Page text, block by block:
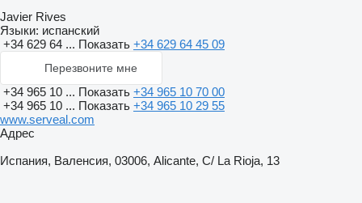
Javier Rives
Языки: испанский
+34 629 64 ... Показать +34 629 64 45 09
Перезвоните мне
+34 965 10 ... Показать +34 965 10 70 00
+34 965 10 ... Показать +34 965 10 29 55
www.serveal.com
Адрес
Испания, Валенсия, 03006, Alicante, C/ La Rioja, 13